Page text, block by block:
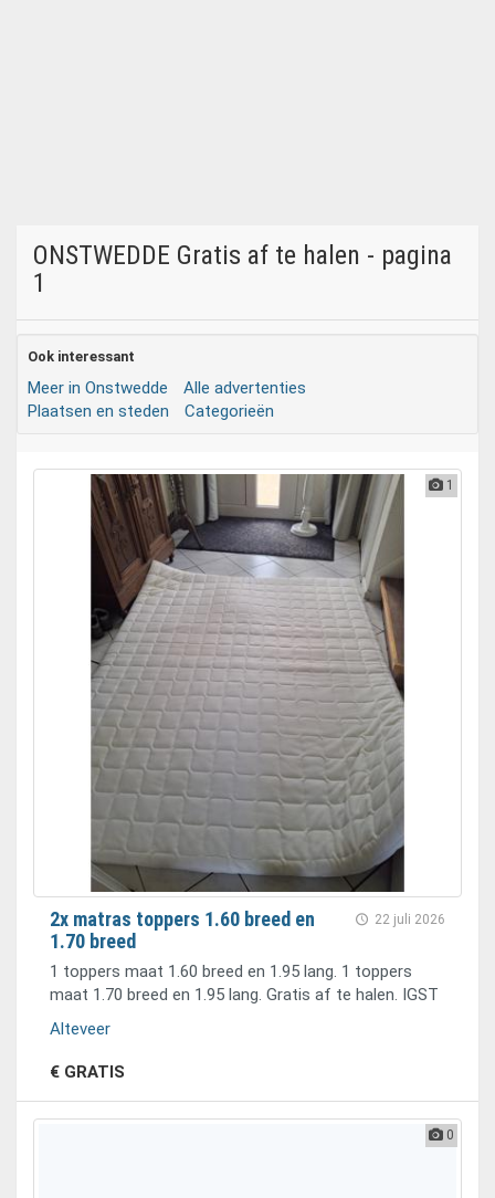
ONSTWEDDE Gratis af te halen - pagina
1
Ook interessant
Meer in Onstwedde
Alle advertenties
Plaatsen en steden
Categorieën
1
22 juli 2026
2x matras toppers 1.60 breed en
1.70 breed
1 toppers maat 1.60 breed en 1.95 lang. 1 toppers
maat 1.70 breed en 1.95 lang. Gratis af te halen. IGST
Alteveer
€ GRATIS
0